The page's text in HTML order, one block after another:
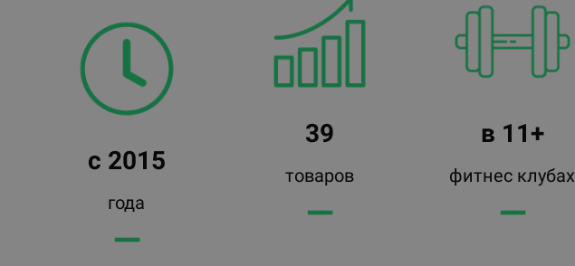
с 2015
года
━━
39
товаров
━━
в 11+
фитнес клубах
━━